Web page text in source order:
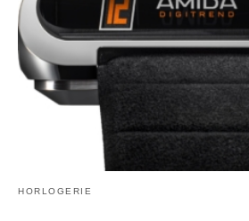
HORLOGERIE